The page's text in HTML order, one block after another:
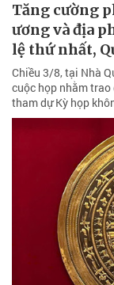
Tăng cường
ương và địa
lệ thứ nhất,
Chiều 3/8, tại Nhà
cuộc họp nhằm
tham dự Kỳ họp